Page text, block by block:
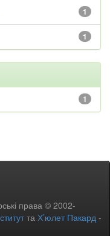
1
1
1
права © 2002-
та Х’юлет Пакард -